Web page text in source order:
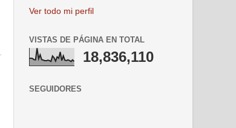
Ver todo mi perfil
VISTAS DE PÁGINA EN TOTAL
18,836,110
SEGUIDORES